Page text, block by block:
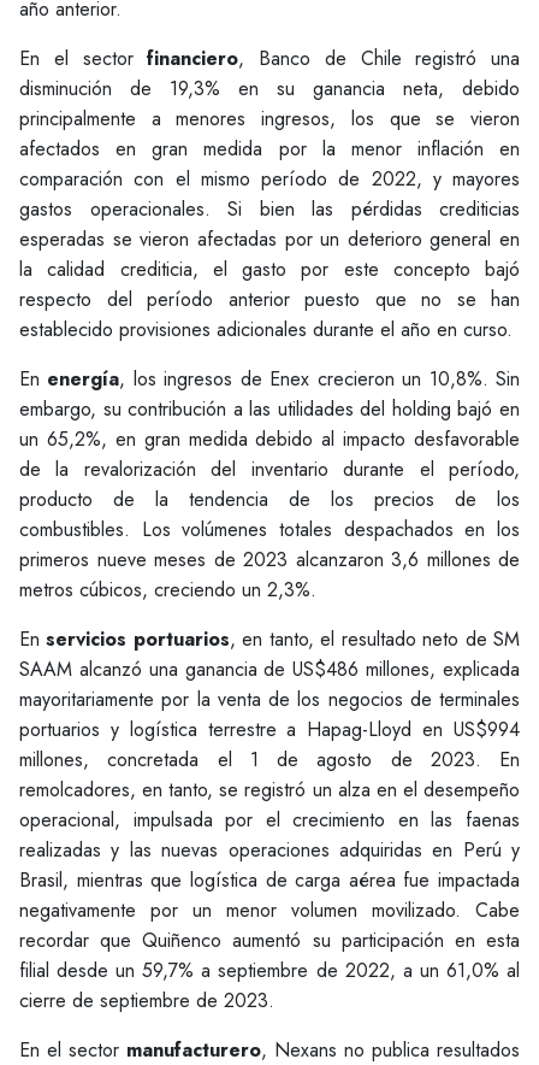
año anterior.
En el sectorfinanciero, Banco de Chile registró una
disminución de 19,3% en su ganancia neta, debido
principalmente a menores ingresos, los que se vieron
afectados en gran medida por la menor inflación en
comparación con el mismo período de 2022, y mayores
gastos operacionales. Si bien las pérdidas crediticias
esperadas se vieron afectadas por un deterioro general en
la calidad crediticia, el gasto por este concepto bajó
respecto del período anterior puesto que no se han
establecido provisiones adicionales durante el año en curso.
En energía, los ingresos de Enex crecieron un 10,8%. Sin
embargo, su contribución a las utilidades del holding bajó en
un 65,2%, en gran medida debido al impacto desfavorable
de la revalorización del inventario durante el período,
producto de la tendencia de los precios de los
combustibles. Los volúmenes totales despachados en los
primeros nueve meses de 2023 alcanzaron 3,6 millones de
metros cúbicos, creciendo un 2,3%.
Enservicios portuarios, en tanto, el resultado neto de SM
SAAM alcanzó una ganancia de US$486 millones, explicada
mayoritariamente por la venta de los negocios de terminales
portuarios y logística terrestre a Hapag-Lloyd en US$994
millones, concretada el 1 de agosto de 2023. En
remolcadores, en tanto, se registró un alza en el desempeño
operacional, impulsada por el crecimiento en las faenas
realizadas y las nuevas operaciones adquiridas en Perú y
Brasil, mientras que logística de carga aérea fue impactada
negativamente por un menor volumen movilizado. Cabe
recordar que Quiñenco aumentó su participación en esta
filial desde un 59,7% a septiembre de 2022, a un 61,0% al
cierre de septiembre de 2023.
En el sector manufacturero, Nexans no publica resultados